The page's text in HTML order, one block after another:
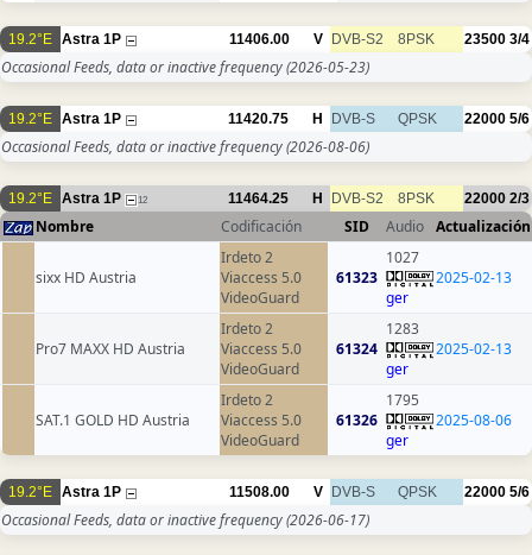
19.2°E Astra 1P 11406.00 V DVB-S2 8PSK 23500 3/4
Occasional Feeds, data or inactive frequency(2026-05-23)
19.2°E Astra 1P 11420.75 H DVB-S QPSK 22000 5/6
Occasional Feeds, data or inactive frequency(2026-08-06)
19.2°E Astra 1P 12 11464.25 H DVB-S2 8PSK 22000 2/3
Nombre Codificación SID Audio Actualización
sixx HD Austria
Irdeto 2
Viaccess 5.0
VideoGuard
61323
1027
ger
2025-02-13
Pro7 MAXX HD Austria
Irdeto 2
Viaccess 5.0
VideoGuard
61324
1283
ger
2025-02-13
SAT.1 GOLD HD Austria
Irdeto 2
Viaccess 5.0
VideoGuard
61326
1795
ger
2025-08-06
19.2°E Astra 1P 11508.00 V DVB-S QPSK 22000 5/6
Occasional Feeds, data or inactive frequency(2026-06-17)